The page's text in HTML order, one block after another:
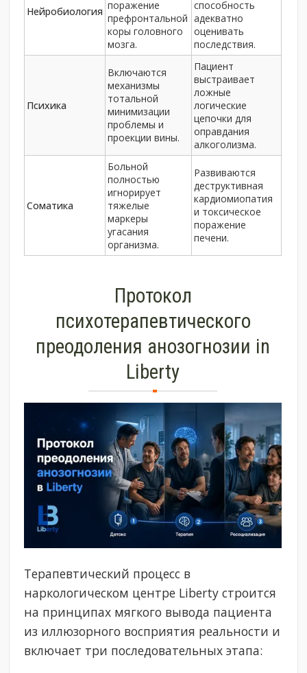
Нейробиология поражение
префронтальной
коры головного
мозга.
способность
адекватно
оценивать
последствия.
Психика
Включаются
механизмы
тотальной
минимизации
проблемы и
проекции вины.
Пациент
выстраивает
ложные
логические
цепочки для
оправдания
алкоголизма.
Соматика
Больной
полностью
игнорирует
тяжелые
маркеры
угасания
организма.
Развиваются
деструктивная
кардиомиопатия
и токсическое
поражение
печени.
Протокол
психотерапевтического
преодоления анозогнозии in
Liberty
Терапевтический процесс в
наркологическом центре Liberty строится
на принципах мягкого вывода пациента
из иллюзорного восприятия реальности и
включает три последовательных этапа: